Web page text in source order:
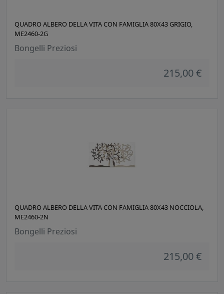
QUADRO ALBERO DELLA VITA CON FAMIGLIA 80X43 GRIGIO,
ME2460-2G
Bongelli Preziosi
215,00 €
QUADRO ALBERO DELLA VITA CON FAMIGLIA 80X43 NOCCIOLA,
ME2460-2N
Bongelli Preziosi
215,00 €